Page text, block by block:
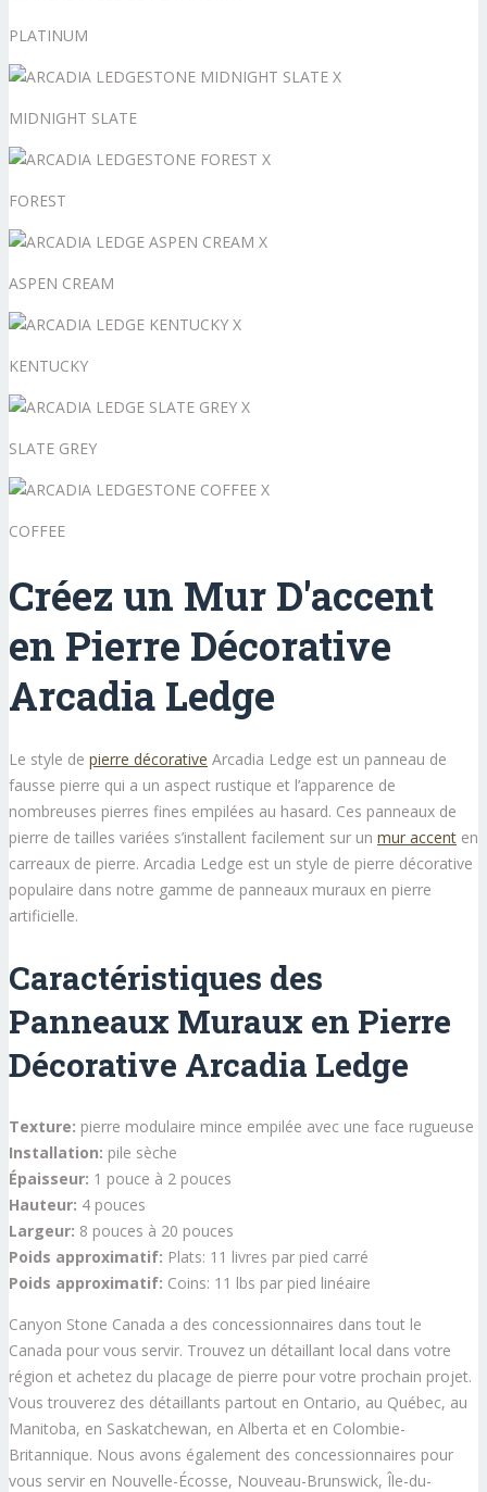
PLATINUM
MIDNIGHT SLATE
FOREST
ASPEN CREAM
KENTUCKY
SLATE GREY
COFFEE
Créez un Mur D'accent
en Pierre Décorative
Arcadia Ledge
Le style de pierre décorative Arcadia Ledge est un panneau de
fausse pierre qui a un aspect rustique et l’apparence de
nombreuses pierres fines empilées au hasard. Ces panneaux de
pierre de tailles variées s’installent facilement sur un mur accent en
carreaux de pierre. Arcadia Ledge est un style de pierre décorative
populaire dans notre gamme de panneaux muraux en pierre
artificielle.
Caractéristiques des
Panneaux Muraux en Pierre
Décorative Arcadia Ledge
Texture: pierre modulaire mince empilée avec une face rugueuse
Installation: pile sèche
Épaisseur: 1 pouce à 2 pouces
Hauteur: 4 pouces
Largeur: 8 pouces à 20 pouces
Poids approximatif: Plats: 11 livres par pied carré
Poids approximatif: Coins: 11 lbs par pied linéaire
Canyon Stone Canada a des concessionnaires dans tout le
Canada pour vous servir. Trouvez un détaillant local dans votre
région et achetez du placage de pierre pour votre prochain projet.
Vous trouverez des détaillants partout en Ontario, au Québec, au
Manitoba, en Saskatchewan, en Alberta et en Colombie-
Britannique. Nous avons également des concessionnaires pour
vous servir en Nouvelle-Écosse, Nouveau-Brunswick, Île-du-